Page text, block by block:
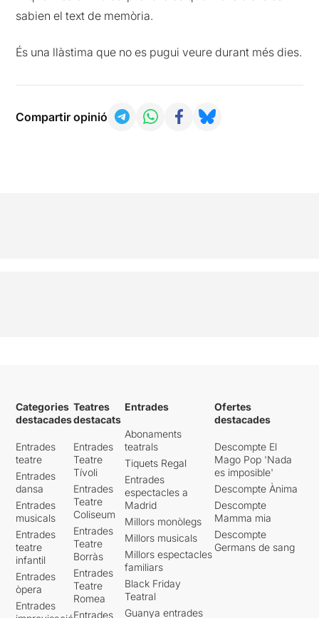
sabien el text de memòria.
És una llàstima que no es pugui veure durant més dies.
Compartir opinió
Categories
destacades
Entrades
teatre
Entrades
dansa
Entrades
musicals
Entrades
teatre
infantil
Entrades
òpera
Entrades
Teatres
destacats
Entrades
Teatre
Tívoli
Entrades
Teatre
Coliseum
Entrades
Teatre
Borràs
Entrades
Teatre
Romea
Entrades
Entrades
Abonaments
teatrals
Tiquets Regal
Entrades
espectacles a
Madrid
Millors monòlegs
Millors musicals
Millors espectacles
familiars
Black Friday
Teatral
Guanya entrades
Ofertes
destacades
Descompte El
Mago Pop 'Nada
es imposible'
Descompte Ànima
Descompte
Mamma mia
Descompte
Germans de sang